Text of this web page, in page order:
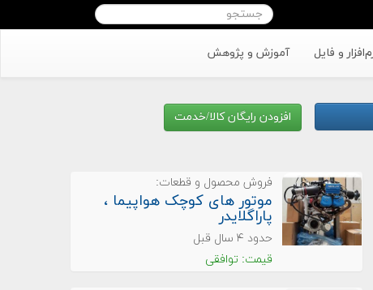
و فایل آموزش و پژوهش
افزودن رایگان کالا/خدمت
فروش محصول و قطعات:
موتور های کوچک هواپیما ،
پاراگلایدر
حدود ۴ سال قبل
قیمت: توافقی